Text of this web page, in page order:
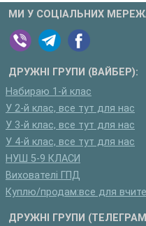
МИ У СОЦІАЛЬНИХ
ДРУЖНІ ГРУПИ (ВАЙБЕР):
Набираю 1-й клас
У 2-й клас, все тут для нас
У 3-й клас, все тут для нас
У 4-й клас, все тут для нас
НУШ 5-9 КЛАСИ
Вихователі ГПД
Куплю/продам:все для
ДРУЖНІ ГРУПИ